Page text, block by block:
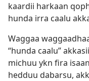
kaardii harkaan
hunda irra caalu
Waggaa
“hunda caalu”
michuu ykn fira
hedduu dabarsu,